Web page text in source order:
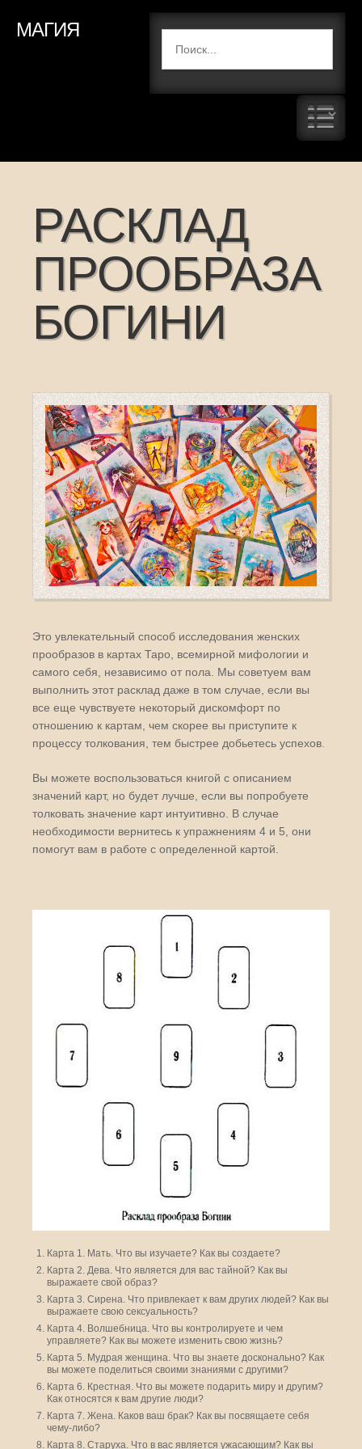
МАГИЯ
РАСКЛАД
ПРООБРАЗА
БОГИНИ
Это увлекательный способ исследования женских
прообразов в картах Таро, всемирной мифологии и
самого себя, независимо от пола. Мы советуем вам
выполнить этот расклад даже в том случае, если вы
все еще чувствуете некоторый дискомфорт по
отношению к картам, чем скорее вы приступите к
процессу толкования, тем быстрее добьетесь успехов.
Вы можете воспользоваться книгой с описанием
значений карт, но будет лучше, если вы попробуете
толковать значение карт интуитивно. В случае
необходимости вернитесь к упражнениям 4 и 5, они
помогут вам в работе с определенной картой.
Карта 1. Мать. Что вы изучаете? Как вы создаете?
Карта 2. Дева. Что является для вас тайной? Как вы
выражаете свой образ?
Карта 3. Сирена. Что привлекает к вам других людей? Как вы
выражаете свою сексуальность?
Карта 4. Волшебница. Что вы контролируете и чем
управляете? Как вы можете изменить свою жизнь?
Карта 5. Мудрая женщина. Что вы знаете досконально? Как
вы можете поделиться своими знаниями с другими?
Карта 6. Крестная. Что вы можете подарить миру и другим?
Как относятся к вам другие люди?
Карта 7. Жена. Каков ваш брак? Как вы посвящаете себя
чему-либо?
Карта 8. Старуха. Что в вас является ужасающим? Как вы